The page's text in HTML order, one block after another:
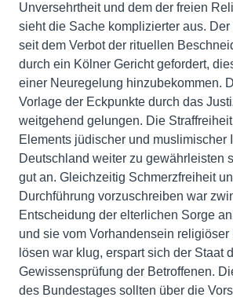
Unversehrtheit und dem der freien
sieht die Sache komplizierter aus.
seit dem Verbot der rituellen
durch ein Kölner Gericht gefordert,
einer Neuregelung hinzubekommen.
Vorlage der Eckpunkte durch das
weitgehend gelungen. Die
Elements jüdischer und muslimischer
Deutschland weiter zu gewährleisten
gut an. Gleichzeitig Schmerzfreiheit
Durchführung vorzuschreiben war
Entscheidung der elterlichen Sorge
und sie vom Vorhandensein
lösen war klug, erspart sich der Staat
Gewissensprüfung der Betroffenen.
des Bundestages sollten über die